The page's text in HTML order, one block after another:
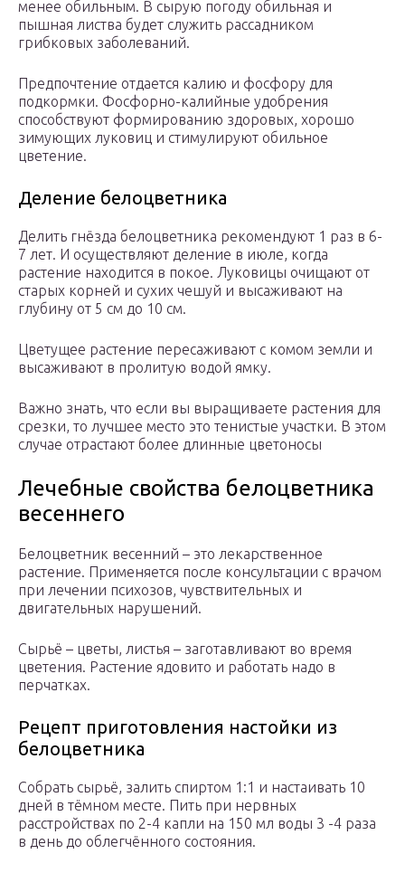
менее обильным. В сырую погоду обильная и
пышная листва будет служить рассадником
грибковых заболеваний.
Предпочтение отдается калию и фосфору для
подкормки. Фосфорно-калийные удобрения
способствуют формированию здоровых, хорошо
зимующих луковиц и стимулируют обильное
цветение.
Деление белоцветника
Делить гнёзда белоцветника рекомендуют 1 раз в 6-
7 лет. И осуществляют деление в июле, когда
растение находится в покое. Луковицы очищают от
старых корней и сухих чешуй и высаживают на
глубину от 5 см до 10 см.
Цветущее растение пересаживают с комом земли и
высаживают в пролитую водой ямку.
Важно знать, что если вы выращиваете растения для
срезки, то лучшее место это тенистые участки. В этом
случае отрастают более длинные цветоносы
Лечебные свойства белоцветника
весеннего
Белоцветник весенний – это лекарственное
растение. Применяется после консультации с врачом
при лечении психозов, чувствительных и
двигательных нарушений.
Сырьё – цветы, листья – заготавливают во время
цветения. Растение ядовито и работать надо в
перчатках.
Рецепт приготовления настойки из
белоцветника
Собрать сырьё, залить спиртом 1:1 и настаивать 10
дней в тёмном месте. Пить при нервных
расстройствах по 2-4 капли на 150 мл воды 3 -4 раза
в день до облегчённого состояния.